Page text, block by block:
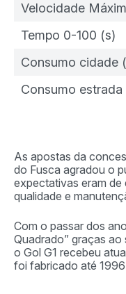
Velocidade
Tempo 0-100 (s)
Consumo cidade
Consumo
As apostas da
do Fusca agradou o
expectativas eram de
qualidade e
Com o passar dos
Quadrado” graças
o Gol G1 recebeu
foi fabricado até